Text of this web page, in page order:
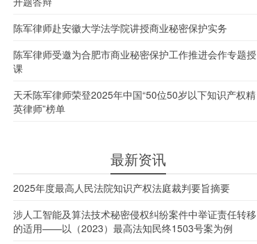
陈军律师赴安徽大学法学院讲授商业秘密保护实务
陈军律师受邀为合肥市商业秘密保护工作推进会作专题授
课
天禾陈军律师荣登2025年中国“50位50岁以下知识产权精
英律师”榜单
最新资讯
2025年度最高人民法院知识产权法庭裁判要旨摘要
涉人工智能及算法技术秘密侵权纠纷案件中举证责任转移
的适用——以（2023）最高法知民终1503号案为例